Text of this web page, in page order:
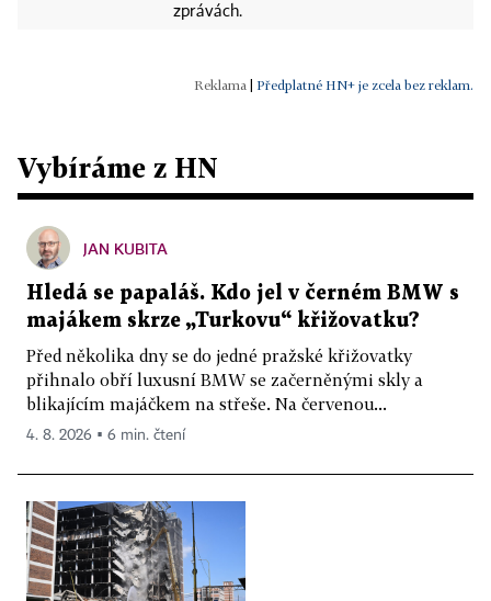
zprávách.
Předplatné HN+ je zcela bez reklam.
Vybíráme z HN
JAN KUBITA
Hledá se papaláš. Kdo jel v černém BMW s
majákem skrze „Turkovu“ křižovatku?
Před několika dny se do jedné pražské křižovatky
přihnalo obří luxusní BMW se začerněnými skly a
blikajícím majáčkem na střeše. Na červenou...
4. 8. 2026 ▪ 6 min. čtení